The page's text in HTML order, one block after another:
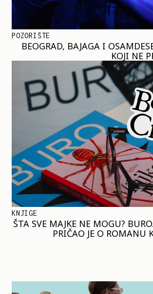
POZORIŠTE
BEOGRAD, BAJAGA I
KOJI NE
KNJIGE
ŠTA SVE MAJKE NE MOGU?
PRIČAO JE O ROMANU